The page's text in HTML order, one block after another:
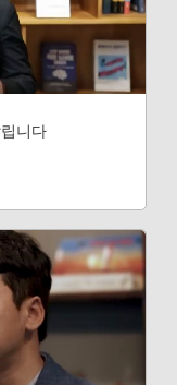
니다